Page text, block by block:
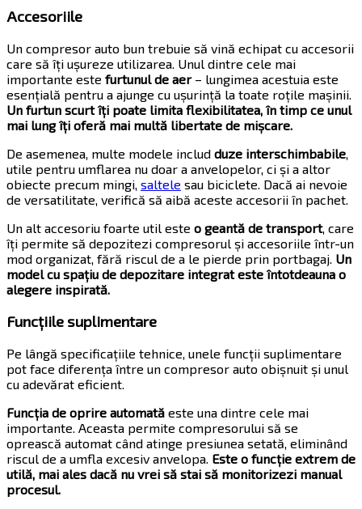
Accesoriile
Un compresor auto bun trebuie să vină echipat cu accesorii
care să îți ușureze utilizarea. Unul dintre cele mai
importante este furtunul de aer– lungimea acestuia este
esențială pentru a ajunge cu ușurință la toate roțile mașinii.
Un furtun scurt îți poate limita flexibilitatea, în timp ce unul
mai lung îți oferă mai multă libertate de mișcare.
De asemenea, multe modele includ duze interschimbabile
utile pentru umflarea nu doar a anvelopelor, ci și a altor
obiecte precum mingi, saltele sau biciclete. Dacă ai nevoie
de versatilitate, verifică să aibă aceste accesorii în pachet.
Un alt accesoriu foarte util este o geantă de transport, care
îți permite să depozitezi compresorul și accesoriile într-un
mod organizat, fără riscul de a le pierde prin portbagaj. Un
model cu spațiu de depozitare integrat este întotdeauna o
alegere inspirată.
Funcțiile suplimentare
Pe lângă specificațiile tehnice, unele funcții suplimentare
pot face diferența între un compresor auto obișnuit și unul
cu adevărat eficient.
Funcția de oprire automată este una dintre cele mai
importante. Aceasta permite compresorului să se
oprească automat când atinge presiunea setată, eliminând
riscul de a umfla excesiv anvelopa. Este o funcție extrem de
utilă, mai ales dacă nu vrei să stai să monitorizezi manual
procesul.